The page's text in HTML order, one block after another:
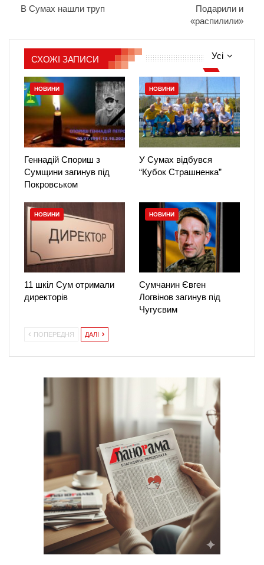
В Сумах нашли труп
Подарили и
«распилили»
Усі
СХОЖІ ЗАПИСИ
НОВИНИ
Геннадій Спориш з
Сумщини загинув під
Покровськом
НОВИНИ
У Сумах відбувся
“Кубок Страшненка”
НОВИНИ
11 шкіл Сум отримали
директорів
НОВИНИ
Сумчанин Євген
Логвінов загинув під
Чугуєвим
ПОПЕРЕДНЯ ДАЛІ